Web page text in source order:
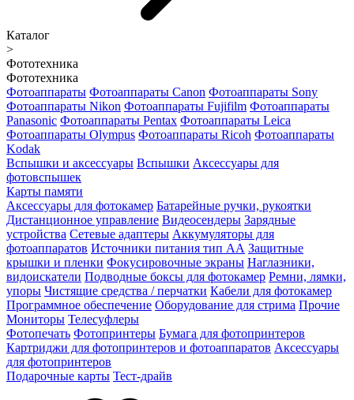
Каталог
>
Фототехника
Фототехника
Фотоаппараты Фотоаппараты Canon Фотоаппараты Sony
Фотоаппараты Nikon Фотоаппараты Fujifilm Фотоаппараты
Panasonic Фотоаппараты Pentax Фотоаппараты Leica
Фотоаппараты Olympus Фотоаппараты Ricoh Фотоаппараты
Kodak
Вспышки и аксессуары Вспышки Аксессуары для
фотовспышек
Карты памяти
Аксессуары для фотокамер Батарейные ручки, рукоятки
Дистанционное управление Видеосендеры Зарядные
устройства Сетевые адаптеры Аккумуляторы для
фотоаппаратов Источники питания тип АА Защитные
крышки и пленки Фокусировочные экраны Наглазники,
видоискатели Подводные боксы для фотокамер Ремни, лямки,
упоры Чистящие средства / перчатки Кабели для фотокамер
Программное обеспечение Оборудование для стрима Прочие
Мониторы Телесуфлеры
Фотопечать Фотопринтеры Бумага для фотопринтеров
Картриджи для фотопринтеров и фотоаппаратов Аксессуары
для фотопринтеров
Подарочные карты Тест-драйв